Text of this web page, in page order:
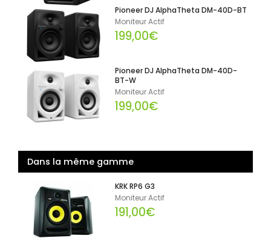
Pioneer DJ AlphaTheta DM-40D-BT
Moniteur Actif
199,00€
Pioneer DJ AlphaTheta DM-40D-
BT-W
Moniteur Actif
199,00€
Dans la même gamme
KRK RP6 G3
Moniteur Actif
191,00€